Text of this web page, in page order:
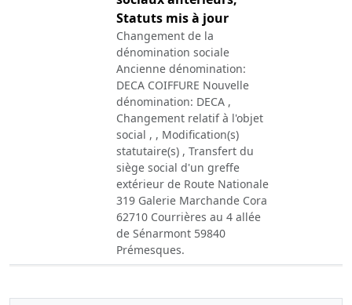
Statuts mis à jour
Changement de la
dénomination sociale
Ancienne dénomination:
DECA COIFFURE Nouvelle
dénomination: DECA ,
Changement relatif à l'objet
social , , Modification(s)
statutaire(s) , Transfert du
siège social d'un greffe
extérieur de Route Nationale
319 Galerie Marchande Cora
62710 Courrières au 4 allée
de Sénarmont 59840
Prémesques.